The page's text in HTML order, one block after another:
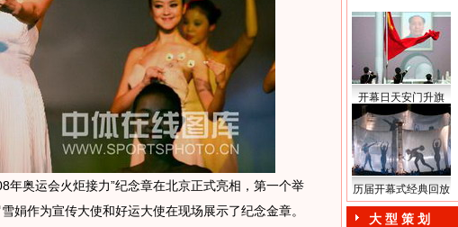
奥运会火炬接力”纪念章在北京正式亮相，第一个举
娟作为宣传大使和好运大使在现场展示了纪念金章。
开幕日天安门升旗
历届开幕式经典回放
大 型 策 划